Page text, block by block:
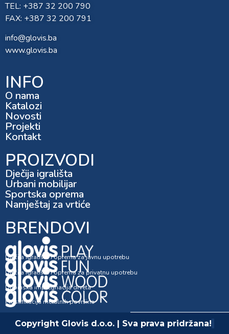
TEL: +387 32 200 790
FAX: +387 32 200 791
info@glovis.ba
www.glovis.ba
INFO
O nama
Katalozi
Novosti
Projekti
Kontakt
PROIZVODI
Dječija igrališta
Urbani mobilijar
Sportska oprema
Namještaj za vrtiće
BRENDOVI
Dječija igrališta i oprema za javnu upotrebu
Dječija igrališta i oprema za privatnu upotrebu
Dubinska impregnacija drveta
Plastifikacija metalnih površina
Copyright Glovis d.o.o. | Sva prava pridržana!